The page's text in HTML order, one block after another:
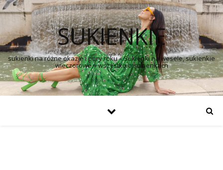
SUKIENKIE
sukienki na różne okazje i pory roku – Sukienki na wesele, sukienkie
wieczorowe – wszystko o sukienkach